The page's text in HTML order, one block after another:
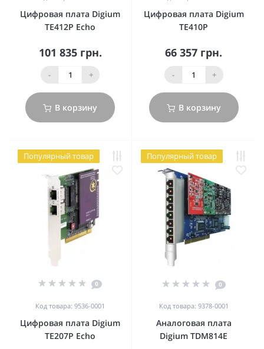
Цифровая плата Digium
TE412P Echo
101 835 грн.
- +
В корзину
Цифровая плата Digium
TE410P
66 357 грн.
- +
В корзину
Популярный товар
0
Код товара: 9536-0001
Цифровая плата Digium
TE207P Echo
Популярный товар
0
Код товара: 9378-0001
Аналоговая плата
Digium TDM814E